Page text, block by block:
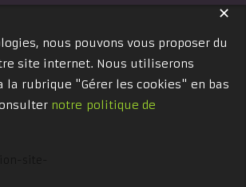
✕
nous pouvons vous proposer du
site internet. Nous utiliserons
la rubrique "Gérer les cookies" en bas
notre politique de